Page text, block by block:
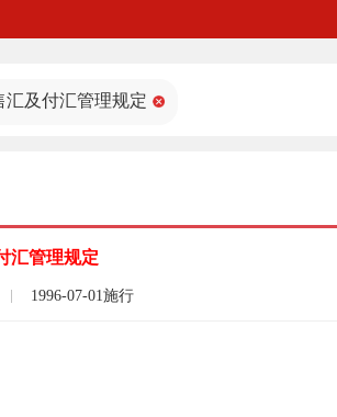
汇及付汇管理规定
汇管理规定
1996-07-01施行